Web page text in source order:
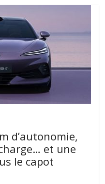
d’autonomie,
et une
le capot